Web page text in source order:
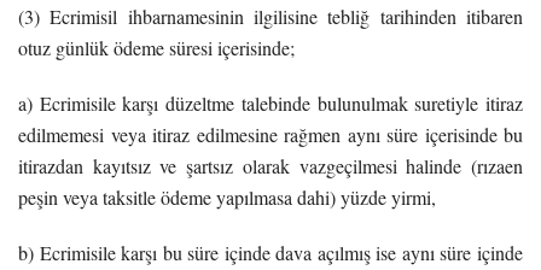
(3) Ecrimisil ihbarnamesinin ilgilisine tebliğ tarihinden itibaren
otuz günlük ödeme süresi içerisinde;
a) Ecrimisile karşı düzeltme talebinde bulunulmak suretiyle itiraz
edilmemesi veya itiraz edilmesine rağmen aynı süre içerisinde bu
itirazdan kayıtsız ve şartsız olarak vazgeçilmesi halinde (rızaen
peşin veya taksitle ödeme yapılmasa dahi) yüzde yirmi,
b) Ecrimisile karşı bu süre içinde dava açılmış ise aynı süre içinde